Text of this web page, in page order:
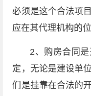
必须是这个合法项
应在其代理机构的
2、购房合同
定，无论是建设单
们是挂靠在合法的